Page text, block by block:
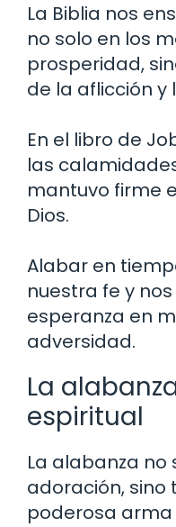
La Biblia nos
no solo en los
prosperidad,
de la aflicción y
En el libro de
las
mantuvo firme
Dios.
Alabar en
nuestra fe y
esperanza en
adversidad.
La
espiritual
La alabanza no
adoración, sino
poderosa arma